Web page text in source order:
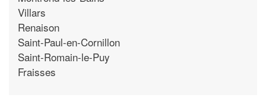
Villars
Renaison
Saint-Paul-en-Cornillon
Saint-Romain-le-Puy
Fraisses